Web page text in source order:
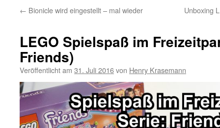
← Bionicle wird eingestellt – mal wieder Unboxing
LEGO Spielspaß im
Friends)
Veröffentlicht am 31. Juli 2016von Henry Krasemann